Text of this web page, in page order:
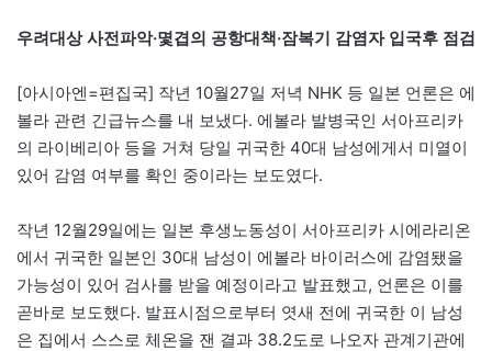
우려대상 사전파악·몇겹의 공항대책·잠복기 감염자 입국후 점검
[아시아엔=편집국] 작년 10월27일 저녁 NHK 등 일본 언론은 에
볼라 관련 긴급뉴스를 내 보냈다. 에볼라 발병국인 서아프리카
의 라이베리아 등을 거쳐 당일 귀국한 40대 남성에게서 미열이
있어 감염 여부를 확인 중이라는 보도였다.
작년 12월29일에는 일본 후생노동성이 서아프리카 시에라리온
에서 귀국한 일본인 30대 남성이 에볼라 바이러스에 감염됐을
가능성이 있어 검사를 받을 예정이라고 발표했고, 언론은 이를
곧바로 보도했다. 발표시점으로부터 엿새 전에 귀국한 이 남성
은 집에서 스스로 체온을 잰 결과 38.2도로 나오자 관계기관에